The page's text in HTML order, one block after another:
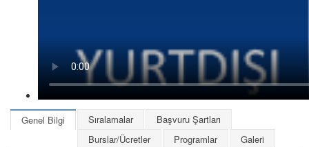
Genel Bilgi Sıralamalar
Başvuru Şartları
Burslar/Ücretler
Programlar Galeri